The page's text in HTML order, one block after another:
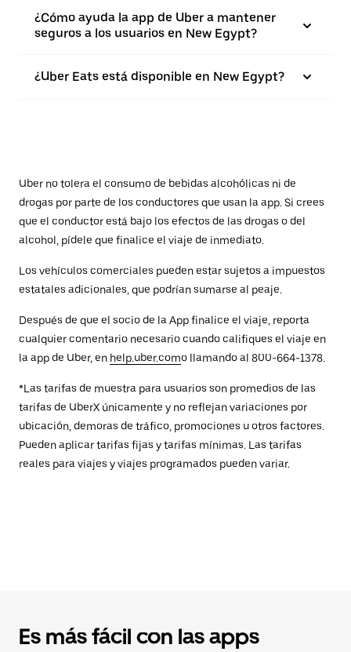
¿Cómo ayuda la app de Uber a mantener
seguros a los usuarios en New Egypt?
¿Uber Eats está disponible en New Egypt?
Uber no tolera el consumo de bebidas alcohólicas ni de
drogas por parte de los conductores que usan la app. Si crees
que el conductor está bajo los efectos de las drogas o del
alcohol, pídele que finalice el viaje de inmediato.
Los vehículos comerciales pueden estar sujetos a impuestos
estatales adicionales, que podrían sumarse al peaje.
Después de que el socio de la App finalice el viaje, reporta
cualquier comentario necesario cuando califiques el viaje en
la app de Uber, en help.uber.como llamando al 800-664-1378.
*Las tarifas de muestra para usuarios son promedios de las
tarifas de UberX únicamente y no reflejan variaciones por
ubicación, demoras de tráfico, promociones u otros factores.
Pueden aplicar tarifas fijas y tarifas mínimas. Las tarifas
reales para viajes y viajes programados pueden variar.
Es más fácil con las apps